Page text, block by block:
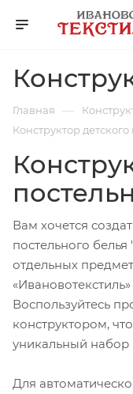
Главная —
Конструктор
Вам хочется
постельного
отдельных
Воспользуйтесь
конструктором,
уникальный набор
Для